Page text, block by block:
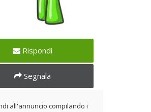
fotoRispondi
Segnala
all'annuncio compilando i